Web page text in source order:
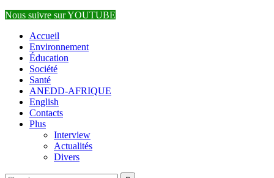
Nous suivre sur YOUTUBE
Accueil
Environnement
Éducation
Société
Santé
ANEDD-AFRIQUE
English
Contacts
Plus
Interview
Actualités
Divers